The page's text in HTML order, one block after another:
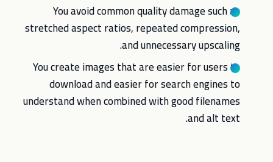
You avoid common quality damage such as
stretched aspect ratios, repeated compression,
and unnecessary upscaling.
You create images that are easier for users to
download and easier for search engines to
understand when combined with good filenames
and alt text.